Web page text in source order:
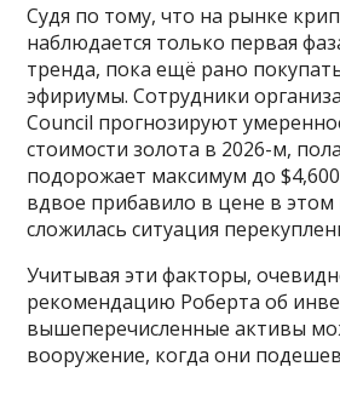
Судя по тому, что на рынке
наблюдается только первая
тренда, пока ещё рано
эфириумы. Сотрудники
Council прогнозируют
стоимости золота в 2026-м,
подорожает максимум до
вдвое прибавило в цене в этом
сложилась ситуация
Учитывая эти факторы,
рекомендацию Роберта об
вышеперечисленные активы
вооружение, когда они